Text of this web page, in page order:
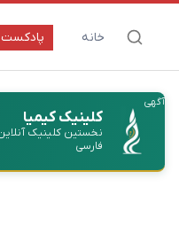
خانه پادکست
آگهی
کلینیک کیمیا
نخستین کلینیک
فارسی